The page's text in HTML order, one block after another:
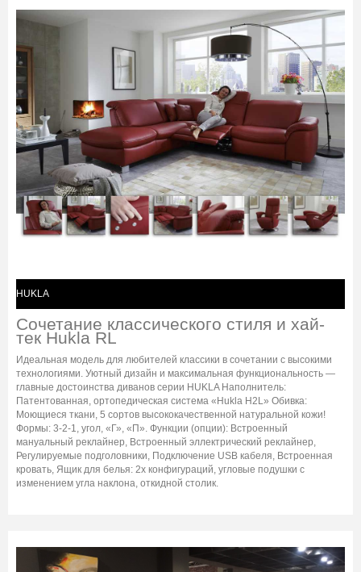
HUKLA
Сочетание классического стиля и хай-
тек Hukla RL
Идеальная модель для любителей классики в сочетании с высокими
технологиями. Уютный дизайн и максимальная функциональность —
главные достоинства диванов серии HUKLA Наполнитель:
Патентованная, ортопедическая система «Hukla H2L» Обивка:
Моющиеся ткани, 5 сортов высококачественной натуральной кожи!
Формы: 3-2-1, угол, «Г», «П». Функции (опции): Встроенный
мануальный реклайнер, Встроенный эллектрический реклайнер,
Регулируемые подголовники, Подключение USB кабеля, Встроенная
кровать, Ящик для белья: 2х конфигураций, угловые подушки с
изменением угла наклона, откидной столик.